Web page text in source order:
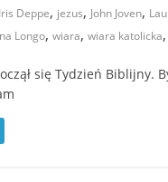
Iris Deppe, jezus, John Joven,
Longo, wiara, wiara katolicka,
się Tydzień Biblijny.